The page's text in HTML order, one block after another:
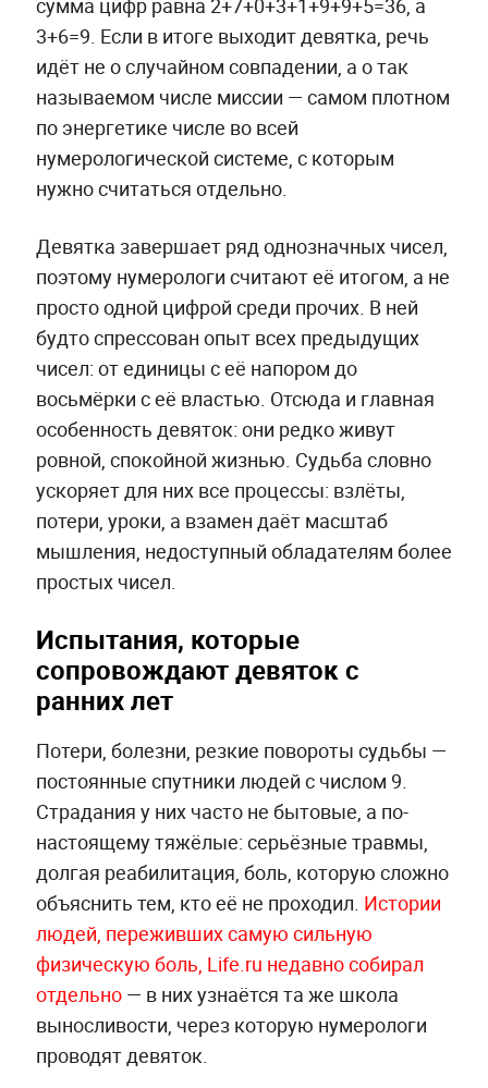
сумма цифр равна 2+7+0+3+1+9+9+5=36, а
3+6=9. Если в итоге выходит девятка, речь
идёт не о случайном совпадении, а о так
называемом числе миссии — самом плотном
по энергетике числе во всей
нумерологической системе, с которым
нужно считаться отдельно.
Девятка завершает ряд однозначных чисел,
поэтому нумерологи считают её итогом, а не
просто одной цифрой среди прочих. В ней
будто спрессован опыт всех предыдущих
чисел: от единицы с её напором до
восьмёрки с её властью. Отсюда и главная
особенность девяток: они редко живут
ровной, спокойной жизнью. Судьба словно
ускоряет для них все процессы: взлёты,
потери, уроки, а взамен даёт масштаб
мышления, недоступный обладателям более
простых чисел.
Испытания, которые
сопровождают девяток с
ранних лет
Потери, болезни, резкие повороты судьбы —
постоянные спутники людей с числом 9.
Страдания у них часто не бытовые, а по-
настоящему тяжёлые: серьёзные травмы,
долгая реабилитация, боль, которую сложно
объяснить тем, кто её не проходил. Истории
людей, переживших самую сильную
физическую боль, Life.ru недавно собирал
отдельно— в них узнаётся та же школа
выносливости, через которую нумерологи
проводят девяток.